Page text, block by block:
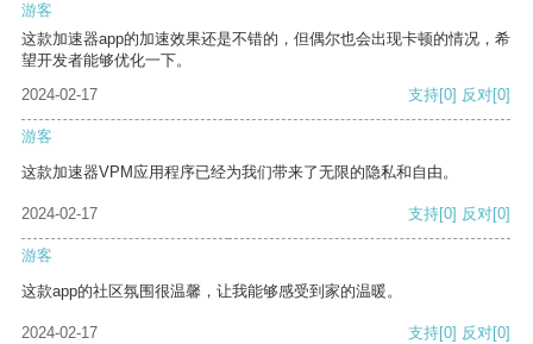
游客
这款加速器app的加速效果还是不错的，但偶尔也会出现卡顿的情况，希
望开发者能够优化一下。
2024-02-17
支持[0] 反对[0]
游客
这款加速器VPM应用程序已经为我们带来了无限的隐私和自由。
2024-02-17 支持[0] 反对[0]
游客
这款app的社区氛围很温馨，让我能够感受到家的温暖。
2024-02-17 支持[0] 反对[0]